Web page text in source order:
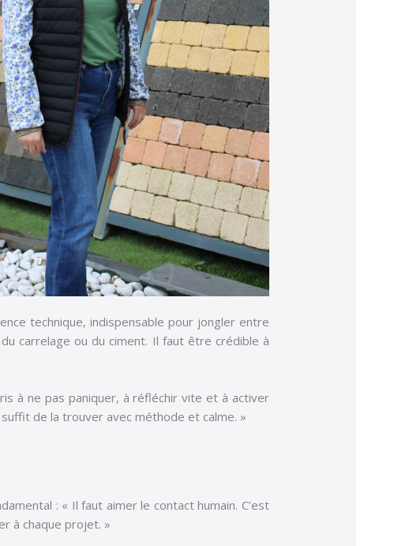
technique, indispensable pour jongler entre
carrelage ou du ciment. Il faut être crédible à
à ne pas paniquer, à réfléchir vite et à activer
de la trouver avec méthode et calme. »
: « Il faut aimer le contact humain. C’est
à chaque projet. »